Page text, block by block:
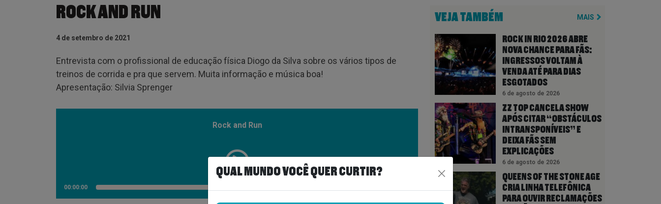
ROCK AND RUN
4 de setembro de 2021
Entrevista com o profissional de educação física Diogo da Silva sobre os vários tipos de
treinos de corrida e pra que servem. Muita informação e música boa!
Apresentação: Silvia Sprenger
Rock and Run
00:00:00
VEJA TAMBÉM MAIS
ROCK IN RIO 2026 ABRE
NOVA CHANCE PARA FÃS:
INGRESSOS VOLTAM À
VENDA ATÉ PARA DIAS
ESGOTADOS
6 de agosto de 2026
ZZ TOP CANCELA SHOW
APÓS CITAR “OBSTÁCULOS
INTRANSPONÍVEIS” E
DEIXA FÃS SEM
EXPLICAÇÕES
6 de agosto de 2026
QUEENS OF THE STONE AGE
CRIA LINHA TELEFÔNICA
PARA OUVIR RECLAMAÇÕES
QUAL MUNDO VOCÊ QUER CURTIR?